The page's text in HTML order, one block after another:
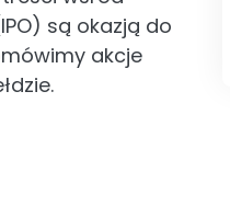
są okazją do
akcje